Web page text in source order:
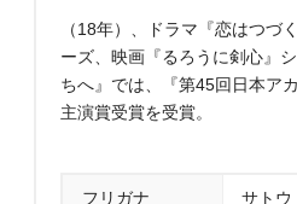
（18年）、ドラマ『恋はつづ
ーズ、映画『るろうに剣心』
ちへ』では、『第45回日本ア
主演賞受賞を受賞。
フリガナ サト